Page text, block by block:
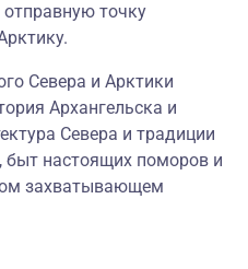
точку
Севера и Арктики
Архангельска и
Севера и традиции
быт настоящих поморов и
захватывающем